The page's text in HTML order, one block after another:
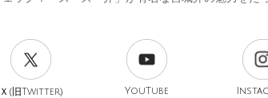
Ｘ(旧Twitter) YouTube